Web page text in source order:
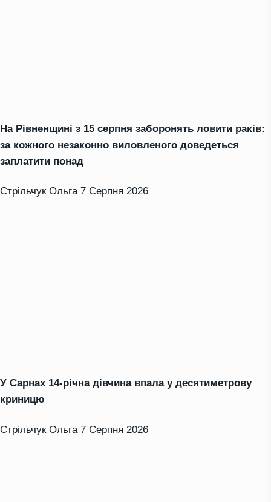
На Рівненщині з 15 серпня заборонять ловити раків:
за кожного незаконно виловленого доведеться
заплатити понад
Стрільчук Ольга 7 Серпня 2026
У Сарнах 14-річна дівчина впала у десятиметрову
криницю
Стрільчук Ольга 7 Серпня 2026